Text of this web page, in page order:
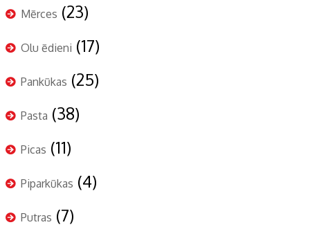
Mērces (23)
Olu ēdieni (17)
Pankūkas (25)
Pasta (38)
Picas (11)
Piparkūkas (4)
Putras (7)